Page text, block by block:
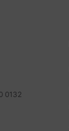
0132